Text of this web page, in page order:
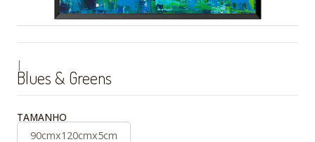
|
Blues & Greens
TAMANHO
90cmx120cmx5cm